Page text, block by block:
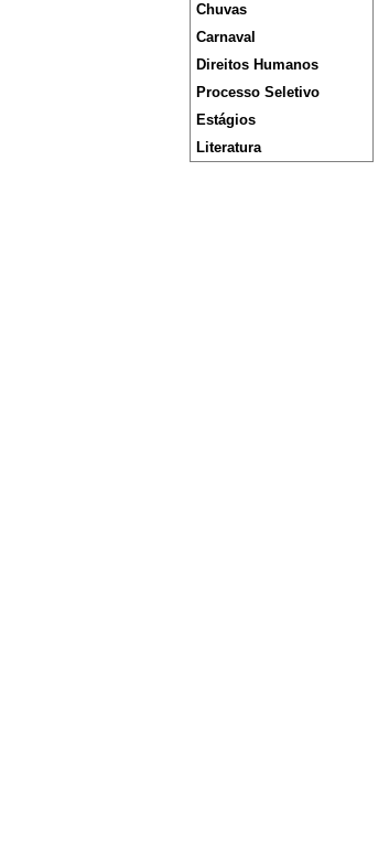
Chuvas
Carnaval
Direitos Humanos
Processo Seletivo
Estágios
Literatura